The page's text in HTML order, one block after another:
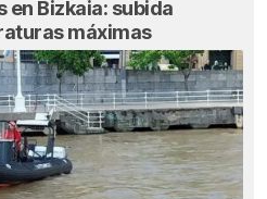
en Bizkaia: subida
máximas